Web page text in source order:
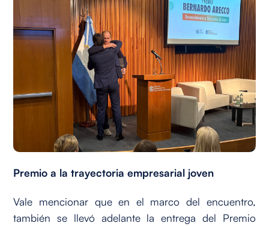
Premio a la trayectoria empresarial joven
Vale mencionar que en el marco del encuentro,
también se llevó adelante la entrega del Premio